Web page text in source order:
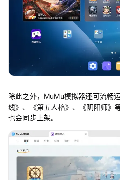
除此之外，MuMu模拟器还可流畅
线》、《第五人格》、《阴阳师》
也会同步上架。